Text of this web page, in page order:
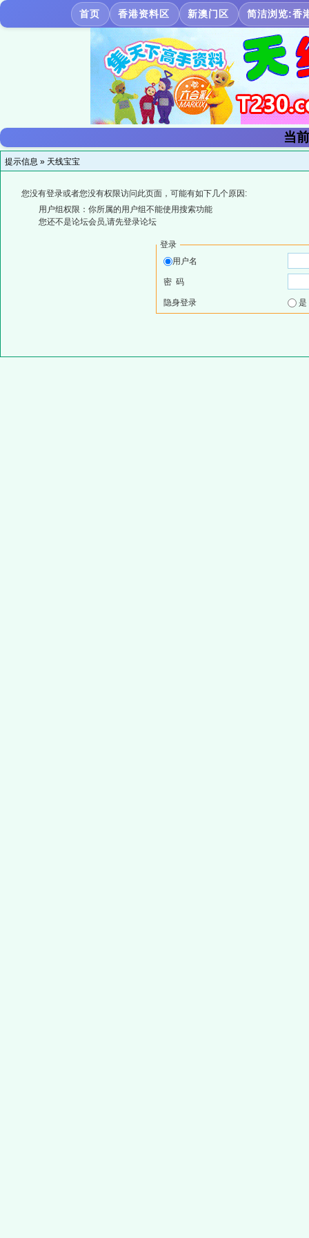
首页 香港资料区 新澳门区 简洁浏览:香
当
提示信息 » 天线宝宝
您没有登录或者您没有权限访问此页面，可能有如下几个原因:
用户组权限：你所属的用户组不能使用搜索功能
您还不是论坛会员,请先登录论坛
登录
用户名
密 码
隐身登录